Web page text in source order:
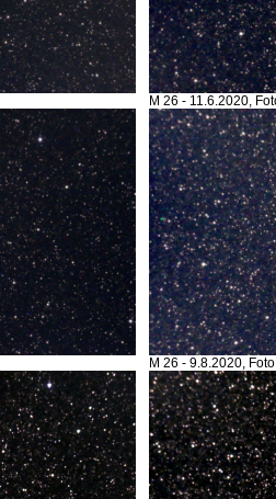
M 26 - 11.6.2020,
M 26 - 9.8.2020,